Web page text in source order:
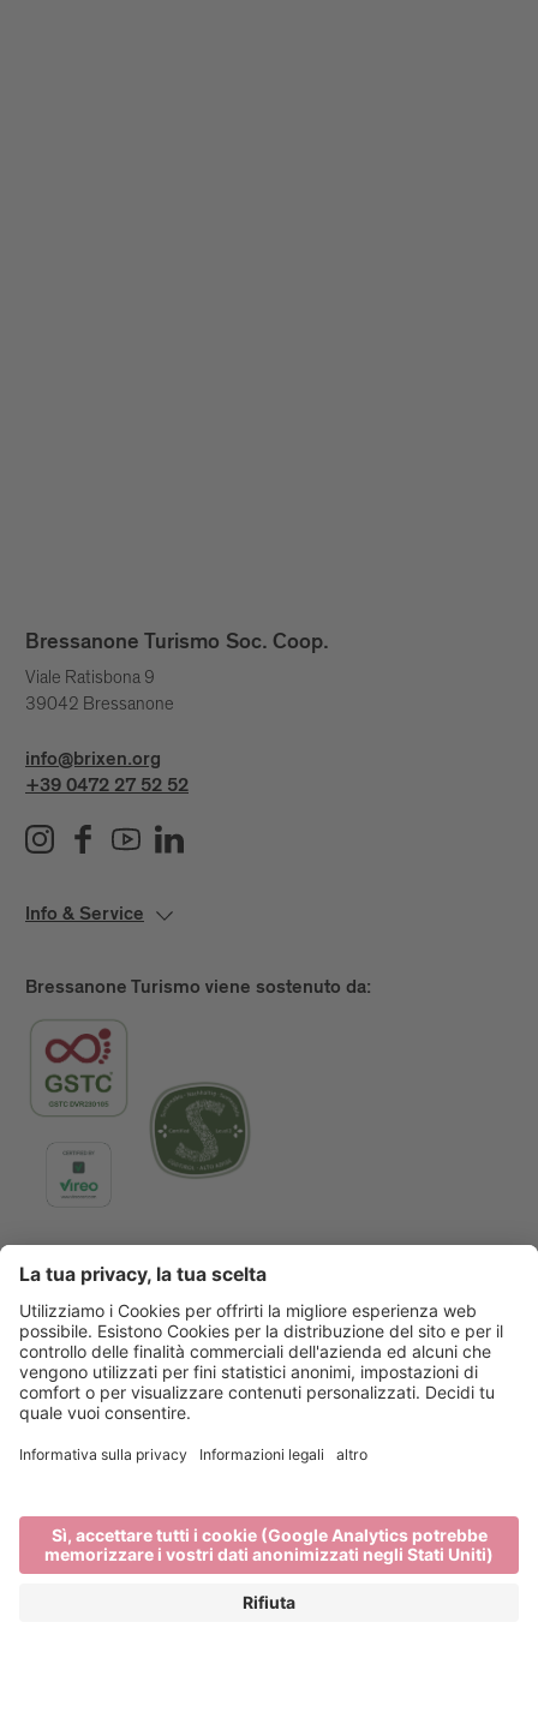
Bressanone Turismo Soc. Coop.
Viale Ratisbona 9
39042 Bressanone
info@brixen.org
+39 0472 27 52 52
Info & Service
Bressanone Turismo viene sostenuto da:
Main Partner
Event Partner